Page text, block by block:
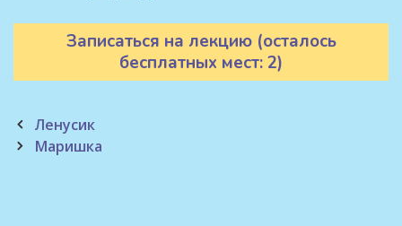
Записаться на лекцию (осталось
бесплатных мест: 2)
Post
navigation
Ленусик
Маришка